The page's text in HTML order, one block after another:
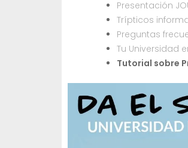
Presentación
Trípticos
Preguntas
Tu Universidad
Tutorial sobre